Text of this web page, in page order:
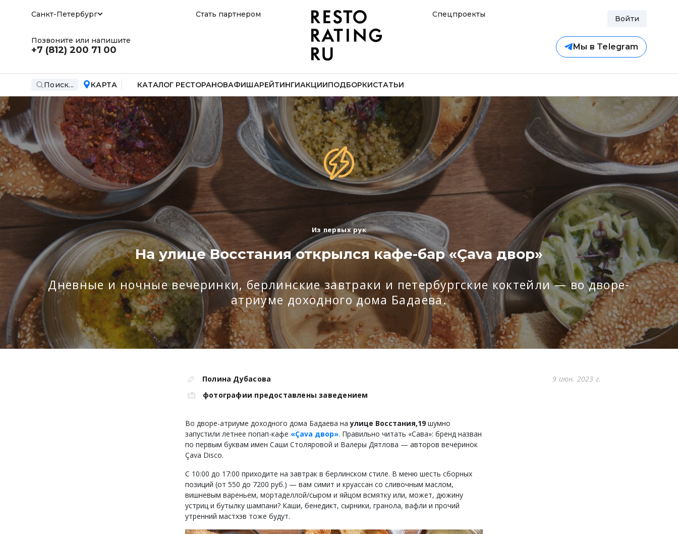
Санкт-Петербург Стать партнером Спецпроекты Войти
Позвоните или напишите
+7 (812) 200 71 00 Мы в Telegram
Поиск... КАРТА КАТАЛОГ РЕСТОРАНОВАФИШАРЕЙТИНГИАКЦИИПОДБОРКИСТАТЬИ
Из первых рук
На улице Восстания открылся кафе-бар «Çava двор»
Дневные и ночные вечеринки, берлинские завтраки и петербургские коктейли — во дворе-
атриуме доходного дома Бадаева.
Полина Дубасова
фотографии предоставлены заведением
9 июн. 2023 г.
Во дворе-атриуме доходного дома Бадаева наулице Восстания,19 шумно
запустили летнее попап-кафе «Çava двор». Правильно читать «Сава»: бренд назван
по первым буквам имен Саши Столяровой и Валеры Дятлова — авторов вечеринок
Çava Disco.
С 10:00 до 17:00 приходите на завтрак в берлинском стиле. В меню шесть сборных
позиций (от 550 до 7200 руб.) — вам симит и круассан со сливочным маслом,
вишневым вареньем, мортаделлой/сыром и яйцом всмятку или, может, дюжину
устриц и бутылку шампани? Каши, бенедикт, сырники, гранола, вафли и прочий
утренний мастхэв тоже будут.